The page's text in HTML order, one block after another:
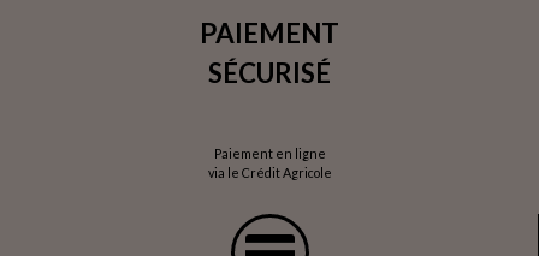
PAIEMENT
SÉCURISÉ
Paiement en ligne
via le Crédit Agricole